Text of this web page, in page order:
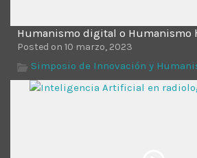
Humanismo digital o Humanismo
Posted on 10 marzo, 2023
Simposio de Innovación y